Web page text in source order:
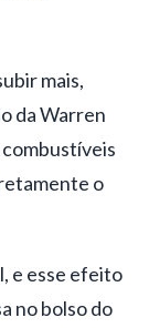
mais,
da Warren
o
e esse efeito
no bolso do